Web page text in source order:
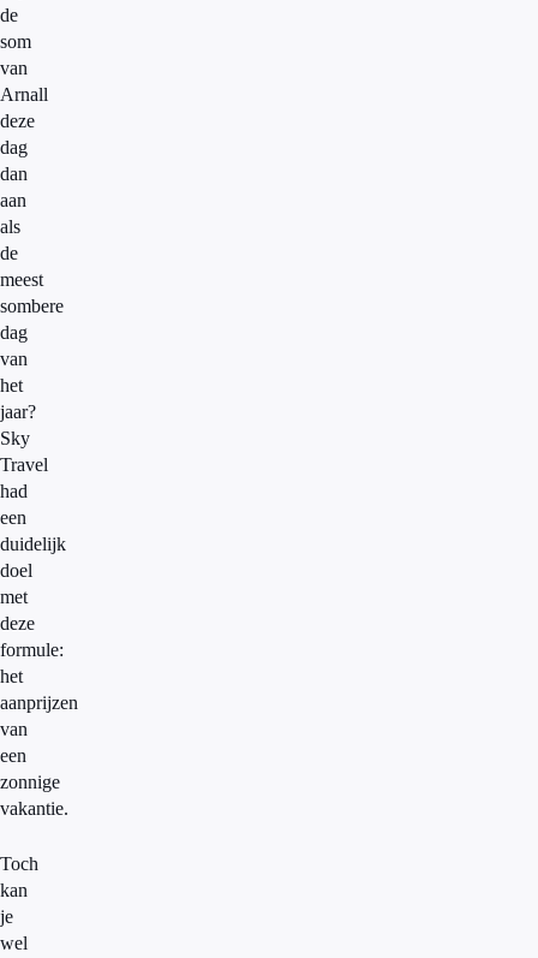
de
som
van
Arnall
deze
dag
dan
aan
als
de
meest
sombere
dag
van
het
jaar?
Sky
Travel
had
een
duidelijk
doel
met
deze
formule:
het
aanprijzen
van
een
zonnige
vakantie.
Toch
kan
je
wel